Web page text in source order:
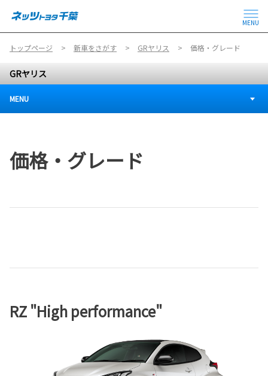
MENU
トップページ 新車をさがす GRヤリス 価格・グレード
GRヤリス
MENU
価格・グレード
RZ "High performance"